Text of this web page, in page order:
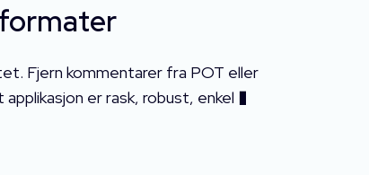
Fjern kommentarer fra POT eller
er rask, robust, enkel �